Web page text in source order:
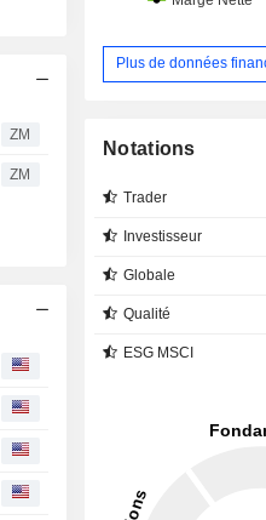
ZM
ZM
Plus de données
Notations
Trader
Investisseur
Globale
Qualité
ESG MSCI